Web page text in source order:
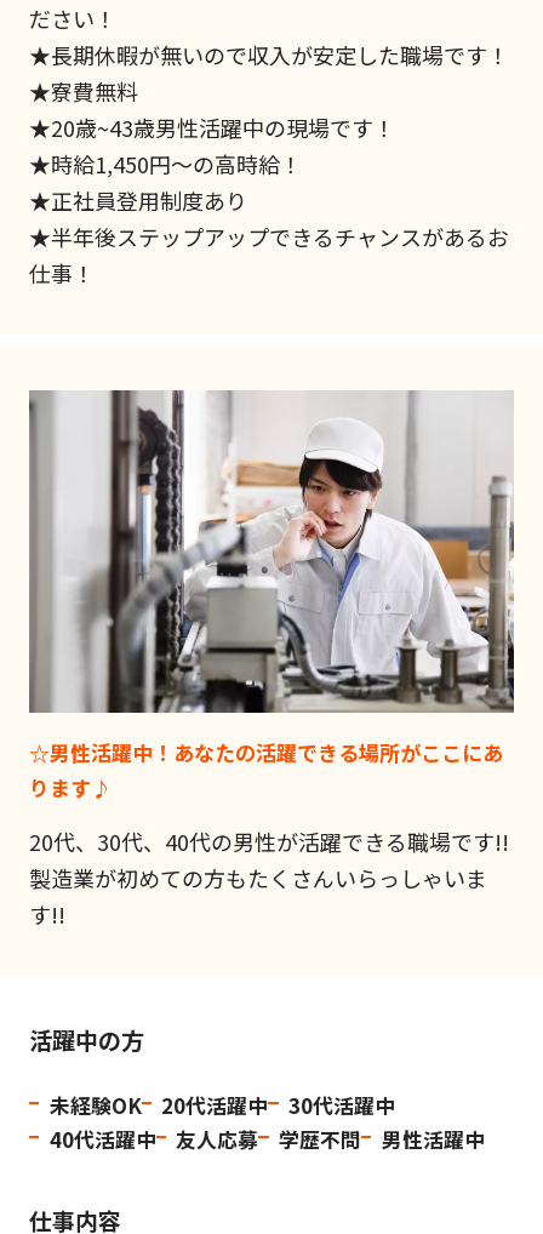
ださい！
★長期休暇が無いので収入が安定した職場です！
★寮費無料
★20歳~43歳男性活躍中の現場です！
★時給1,450円～の高時給！
★正社員登用制度あり
★半年後ステップアップできるチャンスがあるお
仕事！
☆男性活躍中！あなたの活躍できる場所がここにあ
ります♪
20代、30代、40代の男性が活躍できる職場です!!
製造業が初めての方もたくさんいらっしゃいま
す!!
活躍中の方
未経験OK 20代活躍中
30代活躍中
40代活躍中
友人応募 学歴不問 男性活躍中
仕事内容